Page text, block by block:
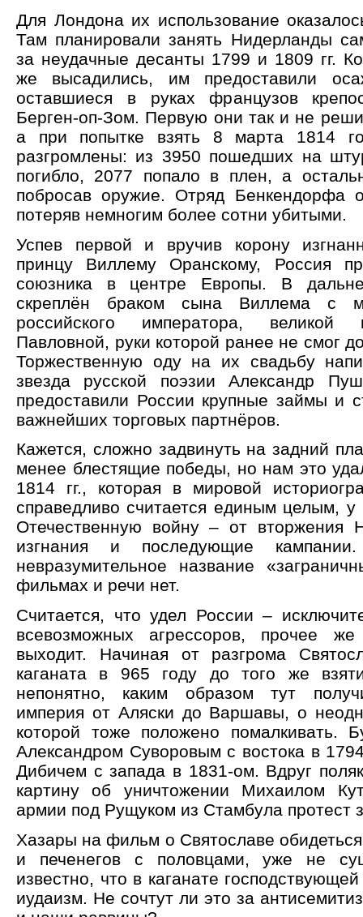
Для Лондона их использование
Там планировали занять Нидерланды
за неудачные десанты 1799 и 1809 гг.
же высадились, им предоставили
оставшиеся в руках французов
Берген-оп-Зом. Первую они так и не
а при попытке взять 8 марта 1814
разгромлены: из 3950 пошедших на
погибло, 2077 попало в плен, а
побросав оружие. Отряд Бенкендорфа
потеряв немногим более сотни убитыми.
Успев первой и вручив корону
принцу Виллему Оранскому, Россия
союзника в центре Европы. В
скреплён браком сына Виллема с
российского императора, великой
Павловной, руки которой ранее не смог
Торжественную оду на их свадьбу
звезда русской поэзии Александр
предоставили России крупные займы и
важнейших торговых партнёров.
Кажется, сложно задвинуть на задний
менее блестящие победы, но нам это
1814 гг., которая в мировой
справедливо считается единым целым, у
Отечественную войну – от вторжения
изгнания и последующие
невразумительное название
фильмах и речи нет.
Считается, что удел России –
всевозможных агрессоров, прочее же
выходит. Начиная от разгрома
каганата в 965 году до того же
непонятно, каким образом тут
империя от Аляски до Варшавы, о
которой тоже положено помалкивать.
Александром Суворовым с востока в
Дибичем с запада в 1831-ом. Вдруг
картину об уничтожении Михаилом
армии под Рущуком из Стамбула протест
Хазары на фильм о Святославе обидеться
и печенегов с половцами, уже не
известно, что в каганате
иудаизм. Не сочтут ли это за